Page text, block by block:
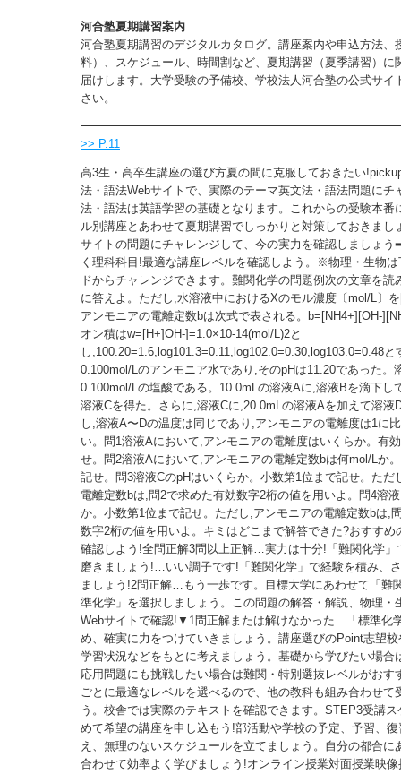
河合塾夏期講習案内
河合塾夏期講習のデジタルカタログ。講座案内や申込方法、
料）、スケジュール、時間割など、夏期講習（夏季講習）に
届けします。大学受験の予備校、学校法人河合塾の公式サイ
さい。
>> P.11
高3生・高卒生講座の選び方夏の間に克服しておきたい
法・語法Webサイトで、実際のテーマ英文法・語法問題に
法・語法は英語学習の基礎となります。これからの受験本番
ル別講座とあわせて夏期講習でしっかりと対策しておきまし
サイトの問題にチャレンジして、今の実力を確認しましょ
く理科科目!最適な講座レベルを確認しよう。※物理・生物
ドからチャレンジできます。難関化学の問題例次の文章を読
に答えよ。ただし,水溶液中におけるXのモル濃度〔mol/L〕
アンモニアの電離定数bは次式で表される。b=[NH4+][OH-
オン積はw=[H+]OH-]=1.0×10-14(mol/L)2と
し,100.20=1.6,log101.3=0.11,log102.0=0.30,log103.0=0.48と
0.100mol/Lのアンモニア水であり,そのpHは11.20であった。
0.100mol/Lの塩酸である。10.0mLの溶液Aに,溶液Bを滴下し
溶液Cを得た。さらに,溶液Cに,20.0mLの溶液Aを加えて溶液
し,溶液A〜Dの温度は同じであり,アンモニアの電離度は1に
い。問1溶液Aにおいて,アンモニアの電離度はいくらか。有
せ。問2溶液Aにおいて,アンモニアの電離定数bは何mol/Lか
記せ。問3溶液CのpHはいくらか。小数第1位まで記せ。ただ
電離定数bは,問2で求めた有効数字2桁の値を用いよ。問4溶
か。小数第1位まで記せ。ただし,アンモニアの電離定数bは,
数字2桁の値を用いよ。キミはどこまで解答できた?おすすめ
確認しよう!全問正解3問以上正解…実力は十分!「難関化学」
磨きましょう!…いい調子です!「難関化学」で経験を積み、
ましょう!2問正解…もう一歩です。目標大学にあわせて「難
準化学」を選択しましょう。この問題の解答・解説、物理・
Webサイトで確認!▼1問正解または解けなかった…「標準化
め、確実に力をつけていきましょう。講座選びのPoint志望
学習状況などをもとに考えましょう。基礎から学びたい場合
応用問題にも挑戦したい場合は難関・特別選抜レベルがおす
ごとに最適なレベルを選べるので、他の教科も組み合わせて
う。校舎では実際のテキストを確認できます。STEP3受講
めて希望の講座を申し込もう!部活動や学校の予定、予習、
え、無理のないスケジュールを立てましょう。自分の都合に
合わせて効率よく学びましょう!オンライン授業対面授業映